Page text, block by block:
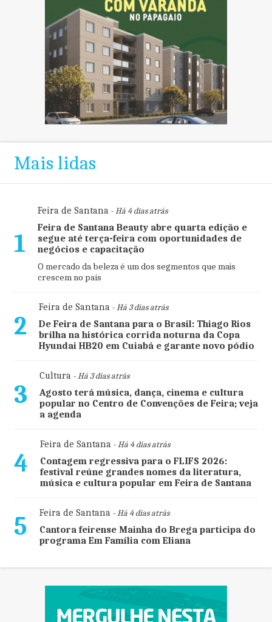
Mais lidas
1
Feira de Santana- Há 4 dias atrás
Feira de Santana Beauty abre quarta edição e
segue até terça-feira com oportunidades de
negócios e capacitação
O mercado da beleza é um dos segmentos que mais
crescem no país
2
Feira de Santana- Há 3 dias atrás
De Feira de Santana para o Brasil: Thiago Rios
brilha na histórica corrida noturna da Copa
Hyundai HB20 em Cuiabá e garante novo pódio
3
Cultura- Há 3 dias atrás
Agosto terá música, dança, cinema e cultura
popular no Centro de Convenções de Feira; veja
a agenda
4
Feira de Santana- Há 4 dias atrás
Contagem regressiva para o FLIFS 2026:
festival reúne grandes nomes da literatura,
música e cultura popular em Feira de Santana
5 Feira de Santana- Há 4 dias atrás
Cantora feirense Mainha do Brega participa do
programa Em Família com Eliana